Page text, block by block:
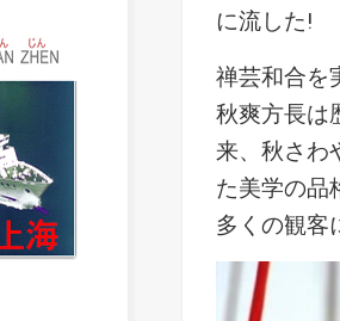
に流した!
禅芸和合を
秋爽方長は
来、秋さわ
た美学の品
多くの観客